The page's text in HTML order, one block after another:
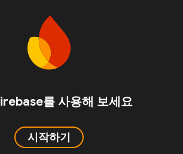
를 사용해 보세요
시작하기